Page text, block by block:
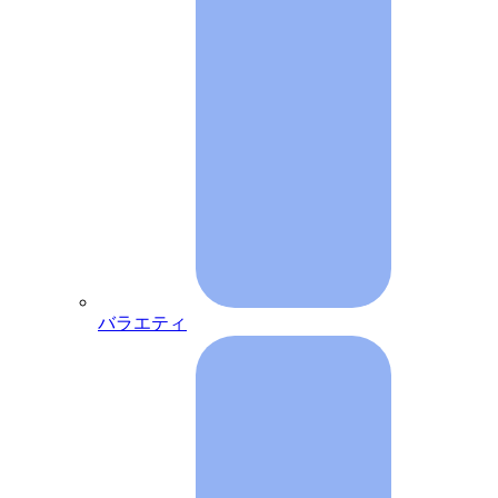
バラエティ